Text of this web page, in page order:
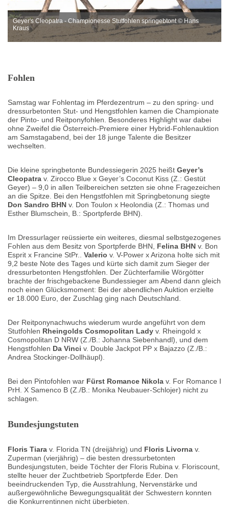
Geyer's Cleopatra - Championesse Stutfohlen springebtont © Hans
Kraus
Fohlen
Samstag war Fohlentag im Pferdezentrum – zu den spring- und
dressurbetonten Stut- und Hengstfohlen kamen die Championate
der Pinto- und Reitponyfohlen. Besonderes Highlight war dabei
ohne Zweifel die Österreich-Premiere einer Hybrid-Fohlenauktion
am Samstagabend, bei der 18 junge Talente die Besitzer
wechselten.
Die kleine springbetonte Bundessiegerin 2025 heißt Geyer’s
Cleopatra v. Zirocco Blue x Geyer’s Coconut Kiss (Z.: Gestüt
Geyer) – 9,0 in allen Teilbereichen setzten sie ohne Fragezeichen
an die Spitze. Bei den Hengstfohlen mit Springbetonung siegte
Don Sandro BHN v. Don Toulon x Heolondia (Z.: Thomas und
Esther Blumschein, B.: Sportpferde BHN).
Im Dressurlager reüssierte ein weiteres, diesmal selbstgezogenes
Fohlen aus dem Besitz von Sportpferde BHN, Felina BHN v. Bon
Esprit x Francine StPr.. Valerio v. V-Power x Arizona holte sich mit
9,2 beste Note des Tages und kürte sich damit zum Sieger der
dressurbetonten Hengstfohlen. Der Züchterfamilie Wörgötter
brachte der frischgebackene Bundessieger am Abend dann gleich
noch einen Glücksmoment: Bei der abendlichen Auktion erzielte
er 18.000 Euro, der Zuschlag ging nach Deutschland.
Der Reitponynachwuchs wiederum wurde angeführt von dem
Stutfohlen Rheingolds Cosmopolitan Lady v. Rheingold x
Cosmopolitan D NRW (Z./B.: Johanna Siebenhandl), und dem
Hengstfohlen Da Vinci v. Double Jackpot PP x Bajazzo (Z./B.:
Andrea Stockinger-Dollhäupl).
Bei den Pintofohlen war Fürst Romance Nikola v. For Romance I
PrH. X Samenco B (Z./B.: Monika Neubauer-Schlojer) nicht zu
schlagen.
Bundesjungstuten
Floris Tiara v. Florida TN (dreijährig) und Floris Livorna v.
Zuperman (vierjährig) – die besten dressurbetonten
Bundesjungstuten, beide Töchter der Floris Rubina v. Floriscount,
stellte heuer der Zuchtbetrieb Sportpferde Eder. Den
beeindruckenden Typ, die Ausstrahlung, Nervenstärke und
außergewöhnliche Bewegungsqualität der Schwestern konnten
die Konkurrentinnen nicht überbieten.